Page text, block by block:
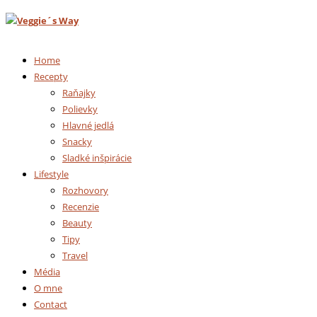
Home
Recepty
Raňajky
Polievky
Hlavné jedlá
Snacky
Sladké inšpirácie
Lifestyle
Rozhovory
Recenzie
Beauty
Tipy
Travel
Média
O mne
Contact